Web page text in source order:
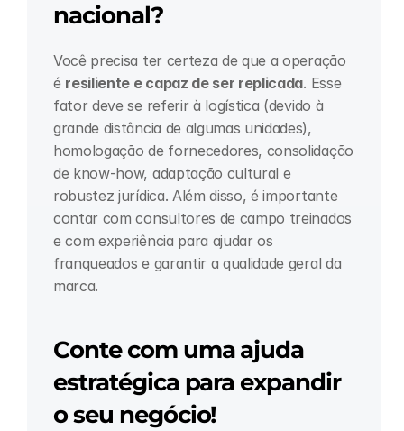
nacional?
Você precisa ter certeza de que a operação
é resiliente e capaz de ser replicada. Esse
fator deve se referir à logística (devido à
grande distância de algumas unidades),
homologação de fornecedores, consolidação
de know-how, adaptação cultural e
robustez jurídica. Além disso, é importante
contar com consultores de campo treinados
e com experiência para ajudar os
franqueados e garantir a qualidade geral da
marca.
Conte com uma ajuda
estratégica para expandir
o seu negócio!